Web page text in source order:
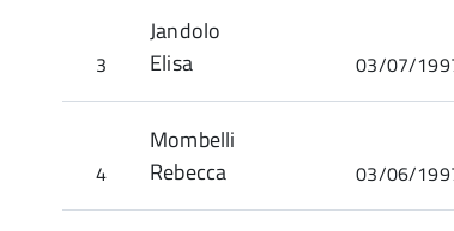
3
Jandolo
Elisa
03/07/
4
Mombelli
Rebecca
03/06/